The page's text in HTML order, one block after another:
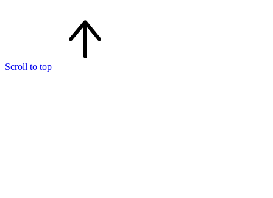
Scroll to top